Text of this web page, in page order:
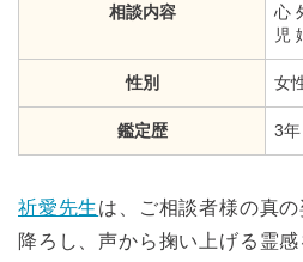
相談内容
心
児
性別 女
鑑定歴 3年
祈愛先生は、ご相談者様の真
降ろし、声から掬い上げる霊